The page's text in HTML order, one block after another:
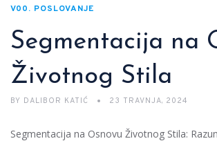
V00. POSLOVANJE
Segmentacija na
Životnog Stila
BY DALIBOR KATIĆ 23 TRAVNJA, 2024
Segmentacija na Osnovu Životnog Stila: